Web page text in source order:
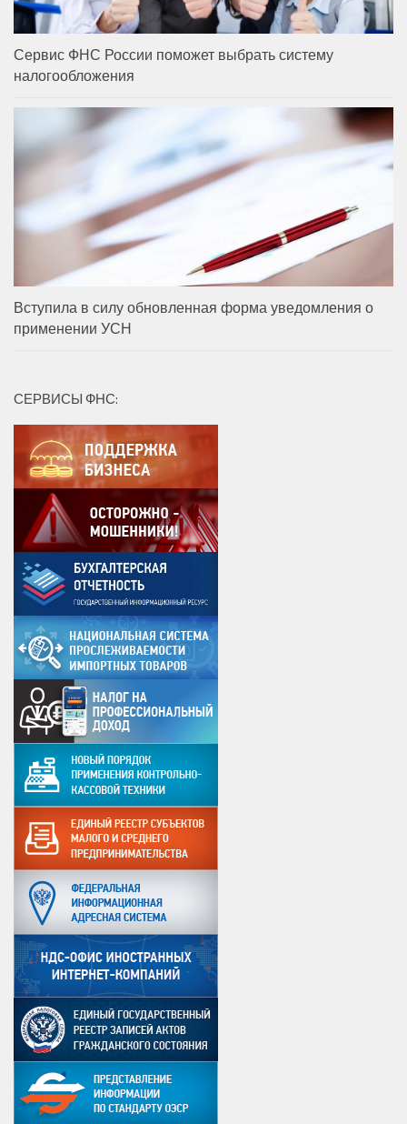
Сервис ФНС России поможет выбрать систему
налогообложения
Вступила в силу обновленная форма уведомления о
применении УСН
СЕРВИСЫ ФНС: